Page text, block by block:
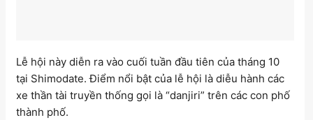
Lễ hội này diễn ra vào cuối tuần đầu tiên của tháng 10
tại Shimodate. Điểm nổi bật của lễ hội là diễu hành các
xe thần tài truyền thống gọi là “danjiri” trên các con phố
thành phố.